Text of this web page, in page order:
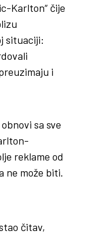
Karlton“ čije
situaciji:
i
sa sve
reklame od
ne može biti.
čitav,